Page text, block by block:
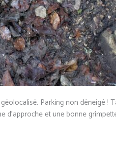
Parking non déneigé
d’approche et une bonne